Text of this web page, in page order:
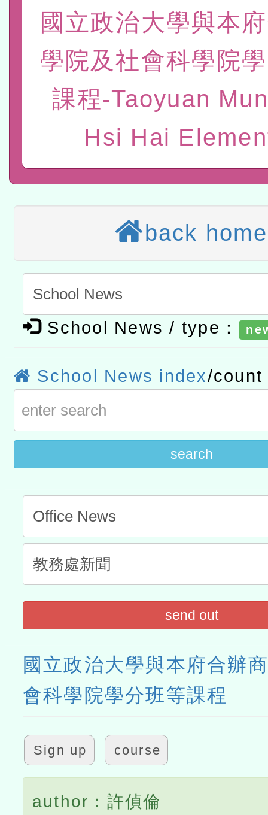
赴陸應申請許可一案
轉知經濟部水利署委託財
研究院辦理「115年表揚
位及節水達人選拔活動」
115年8月22日(星期六)辦
市孔廟祈福系列活動—儒
2026年桃園地景藝術節教
本校115學年度第2次代理
本館辦理115年度閱讀磐
A3數位素養講師名單
「數位內容與教學軟體線
t」
有關大陸委員會函釋公務
赴陸應申請許可一案
轉知經濟部水利署委託財
位及節水達人選拔活動」
市孔廟祈福系列活動—儒
2026年桃園地景藝術節教
國立政治大學與本
學院及社會科學院
課程-Taoyuan
Hsi Hai
back home
School News / type：
School News index/count
search
send out
國立政治大學與本府合辦
會科學院學分班等課程
Sign up course
author：許偵倫